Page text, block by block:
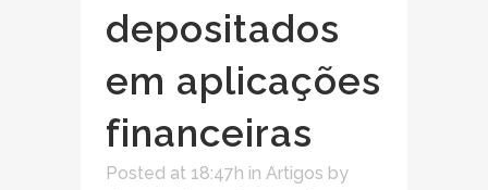
depositados
em aplicações
financeiras
Posted at 18:47h in Artigos by